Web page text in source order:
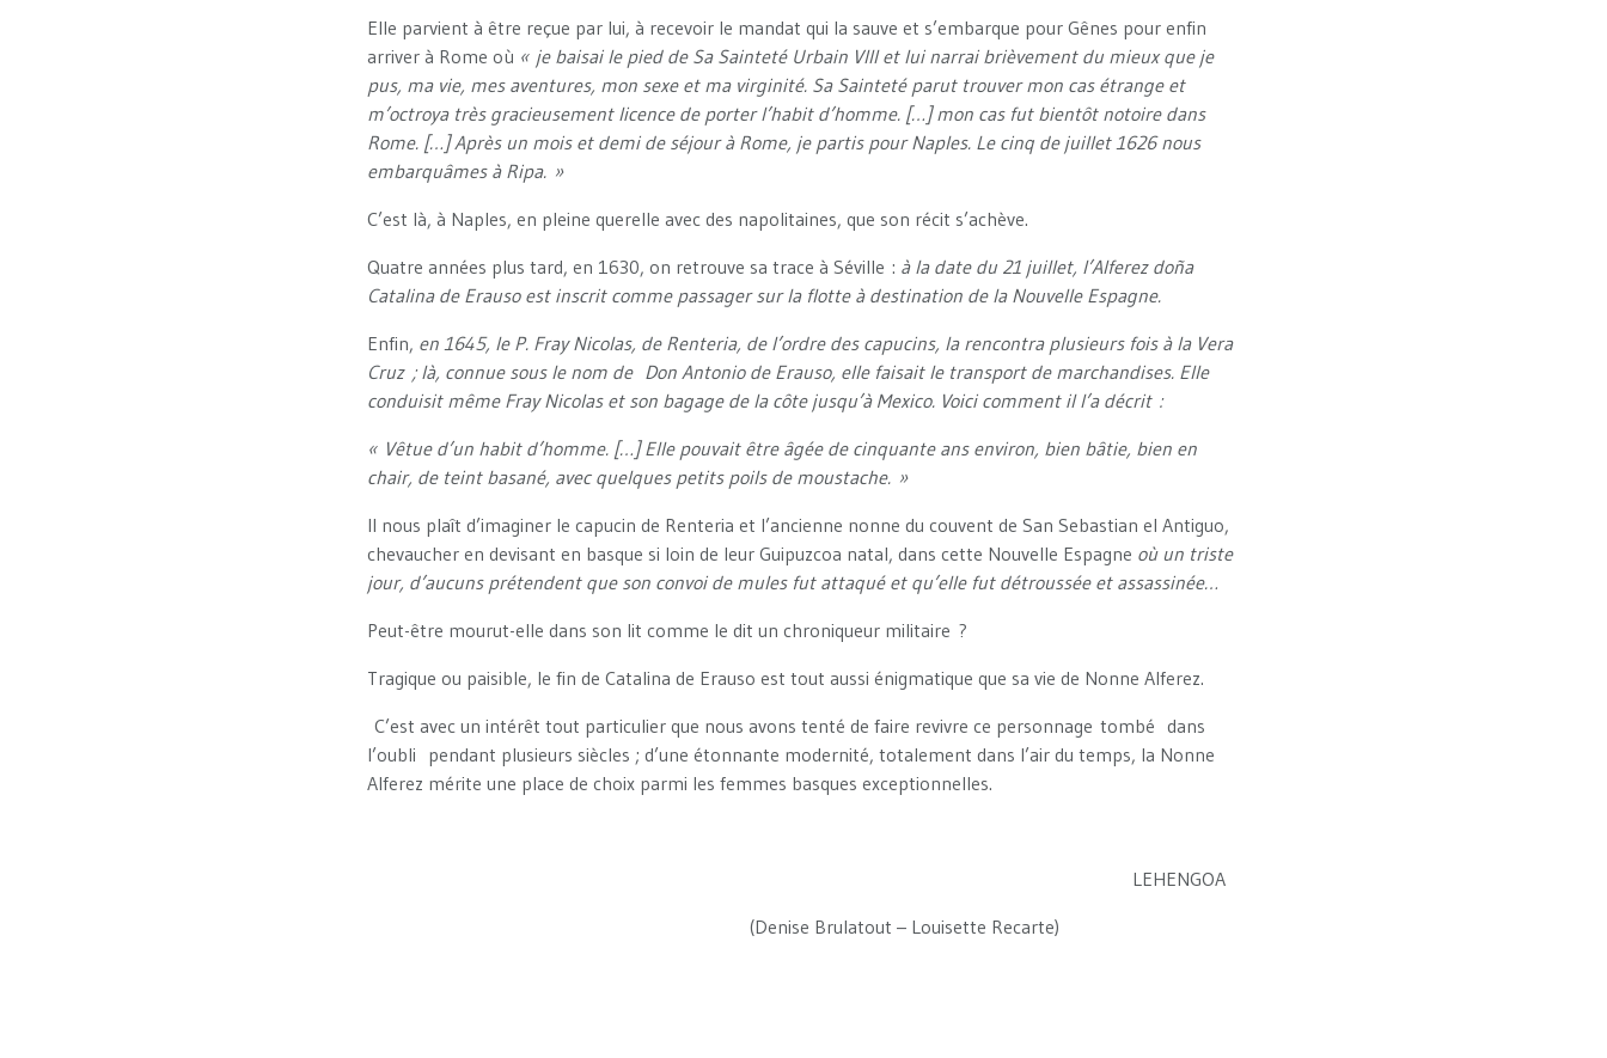
Elle parvient à être reçue par lui, à recevoir le mandat qui la sauve et s’embarque pour Gênes pour enfin
arriver à Rome où « je baisai le pied de Sa Sainteté Urbain VIII et lui narrai brièvement du mieux que je
pus, ma vie, mes aventures, mon sexe et ma virginité. Sa Sainteté parut trouver mon cas étrange et
m’octroya très gracieusement licence de porter l’habit d’homme. […] mon cas fut bientôt notoire dans
Rome. […] Après un mois et demi de séjour à Rome, je partis pour Naples. Le cinq de juillet 1626 nous
embarquâmes à Ripa. »
C’est là, à Naples, en pleine querelle avec des napolitaines, que son récit s’achève.
Quatre années plus tard, en 1630, on retrouve sa trace à Séville : à la date du 21 juillet, l’Alferez doña
Catalina de Erauso est inscrit comme passager sur la flotte à destination de la Nouvelle Espagne.
Enfin, en 1645, le P. Fray Nicolas, de Renteria, de l’ordre des capucins, la rencontra plusieurs fois à la Vera
Cruz ; là, connue sous le nom de Don Antonio de Erauso, elle faisait le transport de marchandises. Elle
conduisit même Fray Nicolas et son bagage de la côte jusqu’à Mexico. Voici comment il l’a décrit :
« Vêtue d’un habit d’homme. […] Elle pouvait être âgée de cinquante ans environ, bien bâtie, bien en
chair, de teint basané, avec quelques petits poils de moustache. »
Il nous plaît d’imaginer le capucin de Renteria et l’ancienne nonne du couvent de San Sebastian el Antiguo,
chevaucher en devisant en basque si loin de leur Guipuzcoa natal, dans cette Nouvelle Espagne où un triste
jour, d’aucuns prétendent que son convoi de mules fut attaqué et qu’elle fut détroussée et assassinée…
Peut-être mourut-elle dans son lit comme le dit un chroniqueur militaire ?
Tragique ou paisible, le fin de Catalina de Erauso est tout aussi énigmatique que sa vie de Nonne Alferez.
C’est avec un intérêt tout particulier que nous avons tenté de faire revivre ce personnage tombé dans
l’oubli pendant plusieurs siècles ; d’une étonnante modernité, totalement dans l’air du temps, la Nonne
Alferez mérite une place de choix parmi les femmes basques exceptionnelles.
LEHENGOA
(Denise Brulatout – Louisette Recarte)